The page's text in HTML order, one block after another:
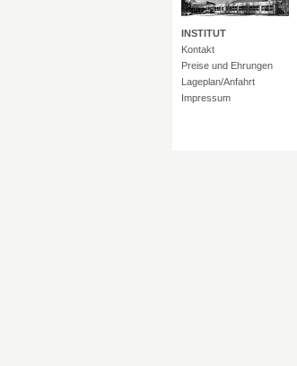
INSTITUT
Kontakt
Preise und Ehrungen
Lageplan/Anfahrt
Impressum